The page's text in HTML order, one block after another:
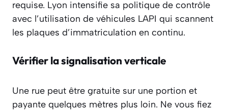
requise. Lyon intensifie sa politique de contrôle
avec l’utilisation de véhicules LAPI qui scannent
les plaques d’immatriculation en continu.
Vérifier la signalisation verticale
Une rue peut être gratuite sur une portion et
payante quelques mètres plus loin. Ne vous fiez